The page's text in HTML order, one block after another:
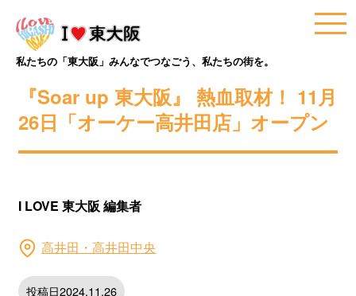
私たちの「東大阪」みんなでつなごう、私たちの街を。
『Soar up 東大阪』 熱血取材！ 11月
26日「オーケー高井田店」オープン
I LOVE 東大阪 編集者
高井田・高井田中央
投稿日2024.11.26